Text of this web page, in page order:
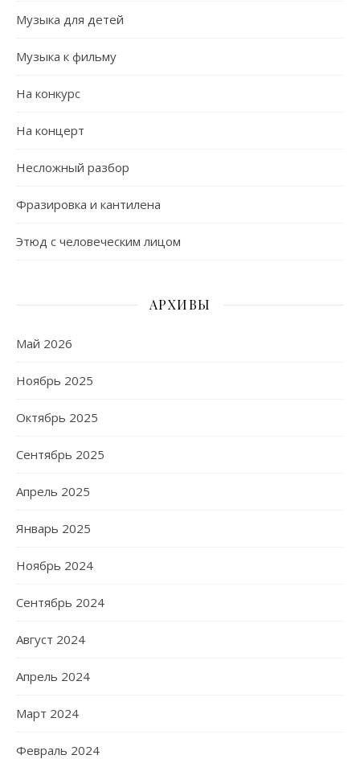
Музыка для детей
Музыка к фильму
На конкурс
На концерт
Несложный разбор
Фразировка и кантилена
Этюд с человеческим лицом
АРХИВЫ
Май 2026
Ноябрь 2025
Октябрь 2025
Сентябрь 2025
Апрель 2025
Январь 2025
Ноябрь 2024
Сентябрь 2024
Август 2024
Апрель 2024
Март 2024
Февраль 2024